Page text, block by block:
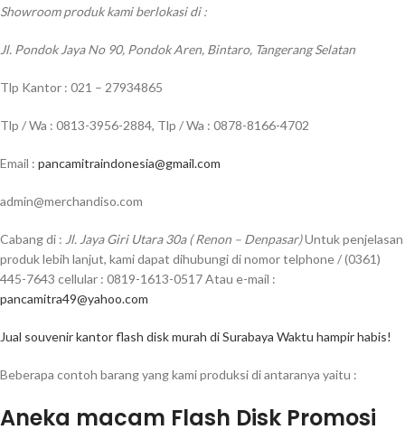
Showroom produk kami berlokasi di :
Jl. Pondok Jaya No 90, Pondok Aren, Bintaro, Tangerang Selatan
Tlp Kantor : 021 – 27934865
Tlp / Wa : 0813-3956-2884, Tlp / Wa : 0878-8166-4702
Email : pancamitraindonesia@gmail.com
admin@merchandiso.com
Cabang di : Jl. Jaya Giri Utara 30a ( Renon – Denpasar)Untuk penjelasan
produk lebih lanjut, kami dapat dihubungi di nomor telphone / (0361)
445-7643 cellular : 0819-1613-0517 Atau e-mail :
pancamitra49@yahoo.com
Jual souvenir kantor flash disk murah di Surabaya Waktu hampir habis!
Beberapa contoh barang yang kami produksi di antaranya yaitu :
Aneka macam Flash Disk Promosi